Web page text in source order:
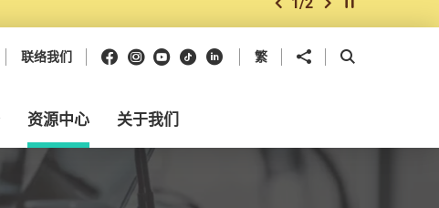
开始/暂停幻灯
联络我们 Facebook
Instagram
Youtube
抖音领英 繁 分享到 开启搜寻框
资源中心 关于我们